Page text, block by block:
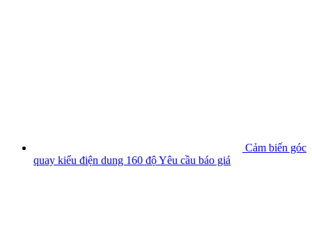
Cảm biến góc
quay kiểu điện dung 160 độYêu cầu báo giá